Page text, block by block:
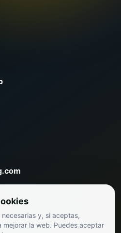
y, si aceptas,
la web. Puedes aceptar